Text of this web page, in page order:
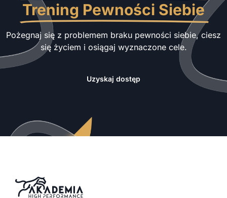
Trening Pewności Siebie
Pożegnaj się z problemem braku pewności siebie, ciesz
się życiem i osiągaj wyznaczone cele.
Uzyskaj dostęp